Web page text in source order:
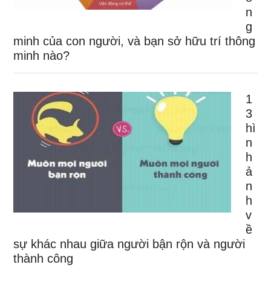
n
g
minh của con người, và bạn sở hữu trí thông
minh nào?
1
3
hì
n
h
ả
n
h
v
ề
sự khác nhau giữa người bận rộn và người
thành công